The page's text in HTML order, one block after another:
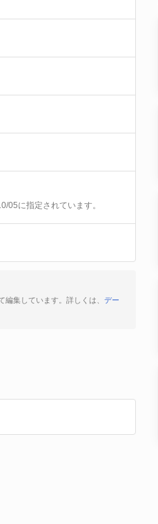
05に指定されています。
集しています。詳しくは、 デー